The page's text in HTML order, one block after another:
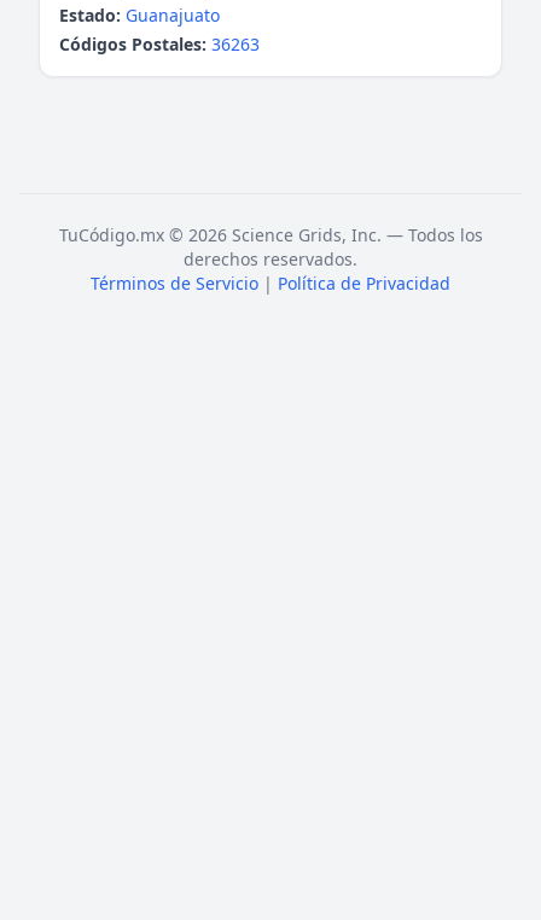
Estado: Guanajuato
Códigos Postales: 36263
TuCódigo.mx © 2026 Science Grids, Inc. — Todos los
derechos reservados.
Términos de Servicio | Política de Privacidad